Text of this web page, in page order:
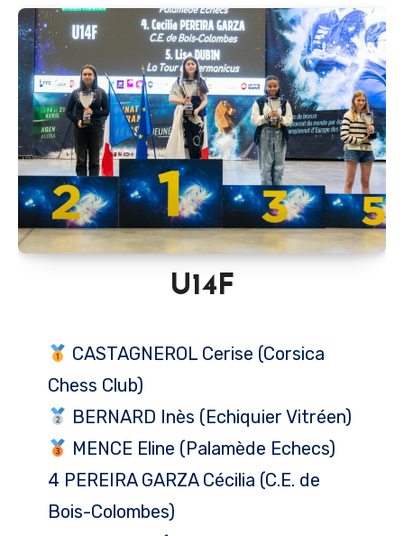
U14F
CASTAGNEROL Cerise (Corsica
Chess Club)
BERNARD Inès (Echiquier Vitréen)
MENCE Eline (Palamède Echecs)
4 PEREIRA GARZA Cécilia (C.E. de
Bois-Colombes)